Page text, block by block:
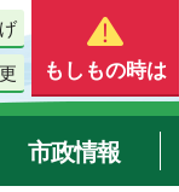
もしもの時は
市政情報